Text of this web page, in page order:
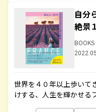
自分
絶景
世界を４０年以上歩いて
けする、人生を輝かせる